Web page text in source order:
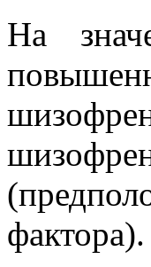
На
фактора).